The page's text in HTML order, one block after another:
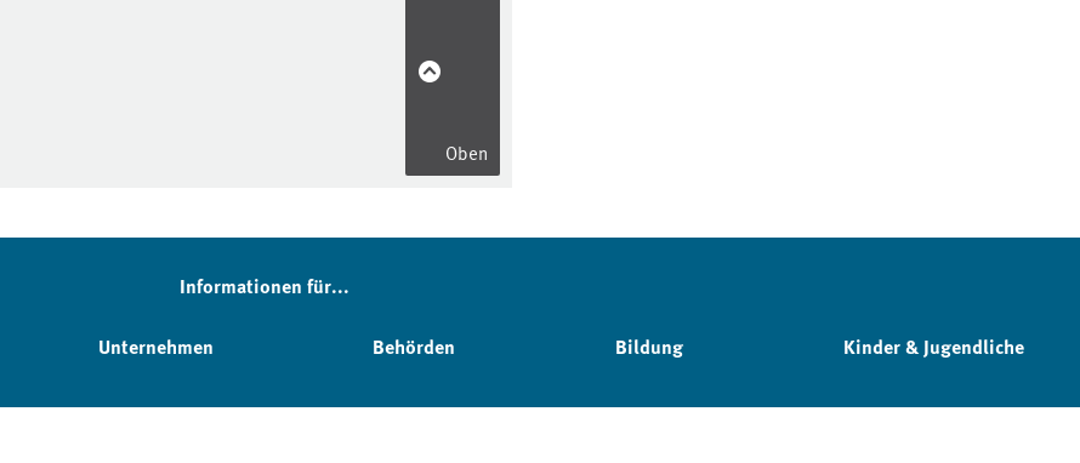
Oben
Informationen für...
Unternehmen Behörden Bildung Kinder & Jugendliche